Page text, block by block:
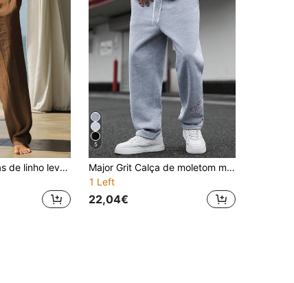
Calças masculinas de linho leve e cor sólida, confortáveis para usar na praia, férias e esportes casuais.
5
Major Grit Calça de moletom masculina casual com cordão na cintura, modelagem folgada e bolsos, ideal para academia e clube.
1 Left
22,04€